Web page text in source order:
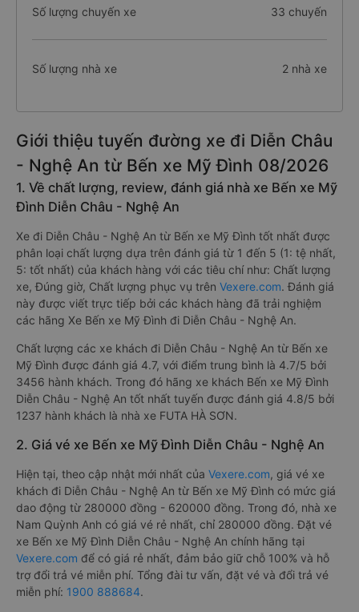
Số lượng chuyến xe 33 chuyến
Số lượng nhà xe 2 nhà xe
Giới thiệu tuyến đường xe đi Diễn Châu
- Nghệ An từ Bến xe Mỹ Đình 08/2026
1. Về chất lượng, review, đánh giá nhà xe Bến xe Mỹ
Đình Diễn Châu - Nghệ An
Xe đi Diễn Châu - Nghệ An từ Bến xe Mỹ Đình tốt nhất được
phân loại chất lượng dựa trên đánh giá từ 1 đến 5 (1: tệ nhất,
5: tốt nhất) của khách hàng với các tiêu chí như: Chất lượng
xe, Đúng giờ, Chất lượng phục vụ trên Vexere.com. Đánh giá
này được viết trực tiếp bởi các khách hàng đã trải nghiệm
các hãng Xe Bến xe Mỹ Đình đi Diễn Châu - Nghệ An.
Chất lượng các xe khách đi Diễn Châu - Nghệ An từ Bến xe
Mỹ Đình được đánh giá 4.7, với điểm trung bình là 4.7/5 bởi
3456 hành khách. Trong đó hãng xe khách Bến xe Mỹ Đình
Diễn Châu - Nghệ An tốt nhất tuyến được đánh giá 4.8/5 bởi
1237 hành khách là nhà xe FUTA HÀ SƠN.
2. Giá vé xe Bến xe Mỹ Đình Diễn Châu - Nghệ An
Hiện tại, theo cập nhật mới nhất của Vexere.com, giá vé xe
khách đi Diễn Châu - Nghệ An từ Bến xe Mỹ Đình có mức giá
dao động từ 280000 đồng - 620000 đồng. Trong đó, nhà xe
Nam Quỳnh Anh có giá vé rẻ nhất, chỉ 280000 đồng. Đặt vé
xe Bến xe Mỹ Đình Diễn Châu - Nghệ An chính hãng tại
Vexere.com để có giá rẻ nhất, đảm bảo giữ chỗ 100% và hỗ
trợ đổi trả vé miễn phí. Tổng đài tư vấn, đặt vé và đổi trả vé
miễn phí: 1900 888684.